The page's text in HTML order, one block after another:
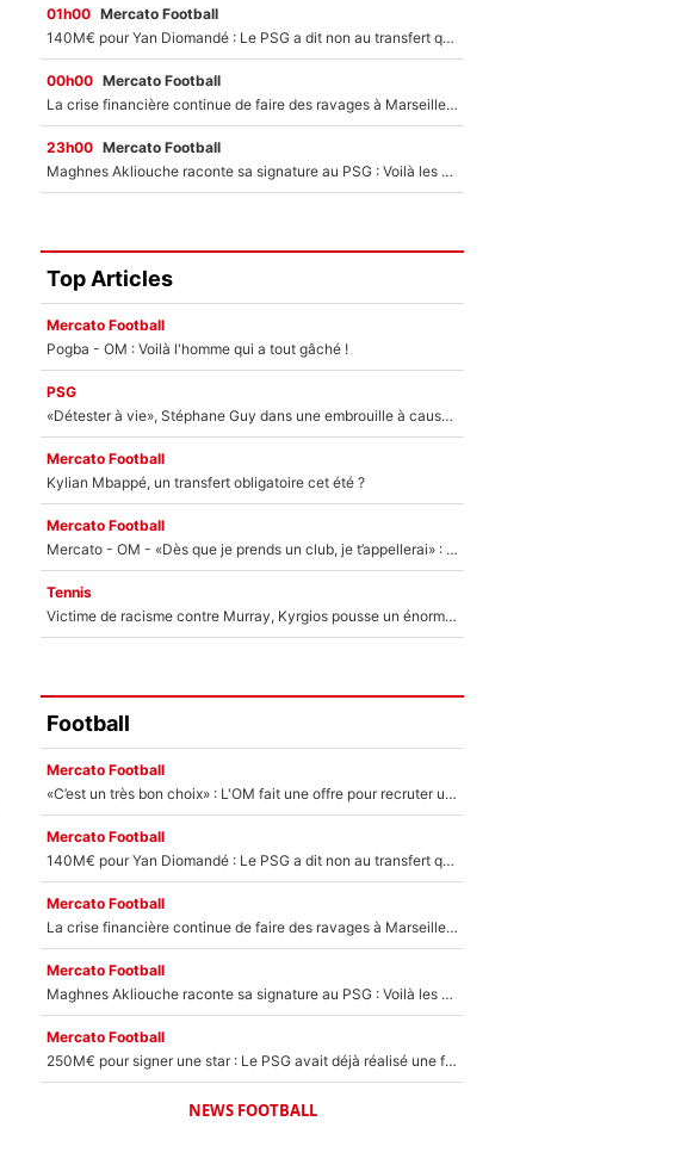
01h00 Mercato Football
140M€ pour Yan Diomandé : Le PSG a dit non au transfert qui bat tous les records sur le mercato
00h00 Mercato Football
La crise financière continue de faire des ravages à Marseille : L’OM a placé 12 joueurs sur le marché des transferts… et ça pourrait lui rapporter près de 100M€ !
23h00 Mercato Football
Maghnes Akliouche raconte sa signature au PSG : Voilà les coulisses de son transfert de rêve à 50M€
Top Articles
Mercato Football
Pogba - OM : Voilà l'homme qui a tout gâché !
PSG
«Détester à vie», Stéphane Guy dans une embrouille à cause du PSG !
Mercato Football
Kylian Mbappé, un transfert obligatoire cet été ?
Mercato Football
Mercato - OM - «Dès que je prends un club, je t’appellerai» : La promesse de Marcelino au moment de claquer la porte
Tennis
Victime de racisme contre Murray, Kyrgios pousse un énorme coup de gueule !
Football
Mercato Football
«C’est un très bon choix» : L'OM fait une offre pour recruter un ancien joueur du PSG... et c'est validé dans l'After Foot !
Mercato Football
140M€ pour Yan Diomandé : Le PSG a dit non au transfert qui bat tous les records sur le mercato
Mercato Football
La crise financière continue de faire des ravages à Marseille : L’OM a placé 12 joueurs sur le marché des transferts… et ça pourrait lui rapporter près de 100M€ !
Mercato Football
Maghnes Akliouche raconte sa signature au PSG : Voilà les coulisses de son transfert de rêve à 50M€
Mercato Football
250M€ pour signer une star : Le PSG avait déjà réalisé une folie sur le mercato bien avant Neymar !
NEWS FOOTBALL